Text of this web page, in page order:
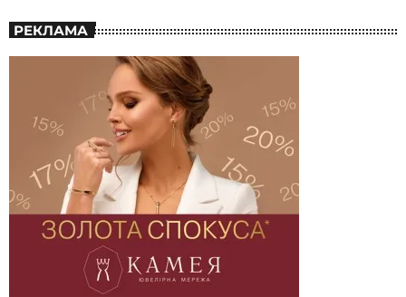
РЕКЛАМА